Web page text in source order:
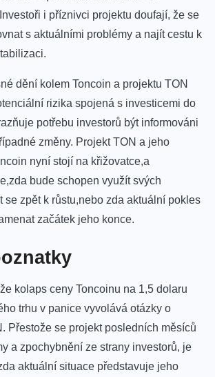
i příznivci projektu doufají, že se
‍s ​aktuálními problémy ‌a najít cestu ‍k
dění kolem Toncoin a projektu TON
⁤rizika spojená​ s ‌investicemi do
‌potřebu investorů být informováni
změny. Projekt TON a jeho
nyní stojí na ⁣křižovatce,a
bude schopen využít⁢ svých⁤
⁣se zpět⁣ k​ růstu,nebo zda⁣ aktuální pokles
začátek jeho konce.
kolaps ⁤ceny ​Toncoinu na 1,5 dolaru
trhu v panice vyvolává otázky‌ o
​Přestože se‌ projekt posledních měsíců⁣
a ⁢zpochybnění ze strany‍ investorů, ​je
aktuální situace​ představuje jeho